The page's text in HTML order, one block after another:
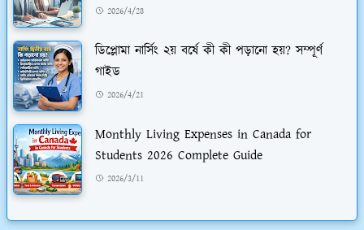
2026/4/28
ডিপ্লোমা নার্সিং ২য় বর্ষে কী কী পড়ানো হয়? সম্পূর্ণ
গাইড
2026/4/21
Monthly Living Expenses in Canada for
Students 2026 Complete Guide
2026/3/11